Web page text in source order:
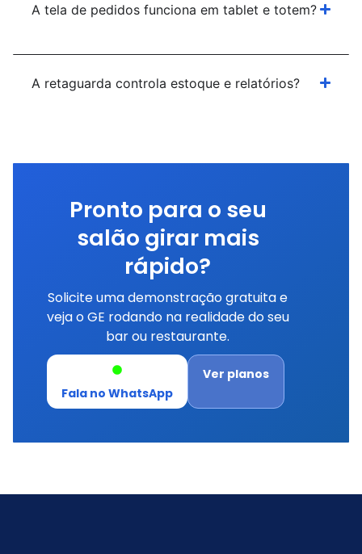
A tela de pedidos funciona em tablet e totem?
A retaguarda controla estoque e relatórios?
Pronto para o seu
salão girar mais
rápido?
Solicite uma demonstração gratuita e
veja o GE rodando na realidade do seu
bar ou restaurante.
Fala no WhatsApp
Ver planos